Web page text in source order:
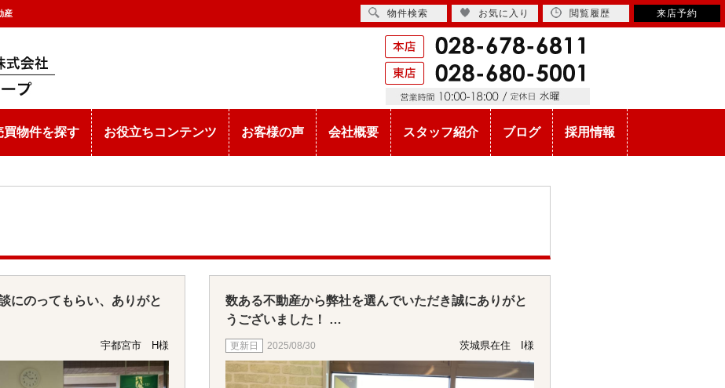
産 物件検索 お気に入り 閲覧履歴 来店予約
買物件を探す お役立ちコンテンツ お客様の声 会社概要 スタッフ紹介 ブログ 採用情報
にのってもらい、ありがと
宇都宮市 H様
数ある不動産から弊社を選んでいただき誠にありがと
うございました！
お部屋が広く音の心配も少ないので安心して生活でき
ると思います。
道が少しだけ狭いエリアがありますのでそこだけご注
2025/08/30 茨城県在住 I様